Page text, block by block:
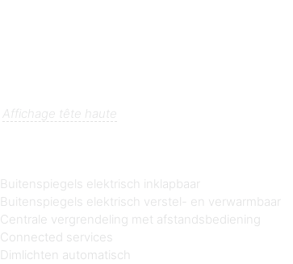
Affichage tête haute
Buitenspiegels elektrisch inklapbaar
Buitenspiegels elektrisch verstel- en verwarmbaar
Centrale vergrendeling met afstandsbediening
Connected services
Dimlichten automatisch